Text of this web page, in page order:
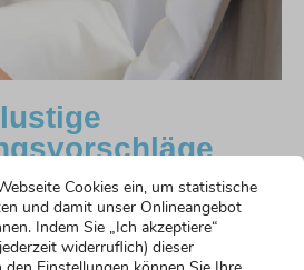
Lustiger Einstieg
Cookies ein, um statistische
und damit unser Onlineangebot
Indem Sie „Ich akzeptiere“
widerruflich) dieser